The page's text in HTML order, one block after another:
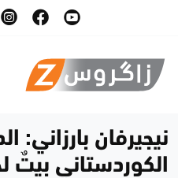
نيجيرفان بارزاني:
الكوردستاني بيتٌ